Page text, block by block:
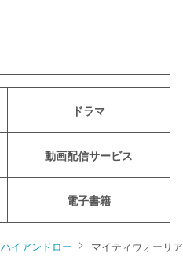
ドラマ
動画配信サービス
電子書籍
ハイアンドロー マイティウォーリ